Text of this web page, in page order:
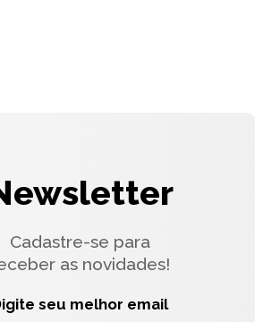
Cadastre-se para
as novidades!
seu melhor email